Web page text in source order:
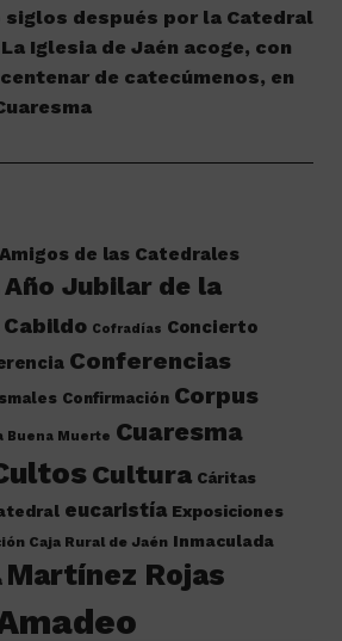
después por la Catedral
La Iglesia de Jaén acoge, con
de catecúmenos, en
Amigos de las Catedrales
Año Jubilar de la
Cabildo Cofradías Concierto
Conferencias
Confirmación Corpus
Buena Muerte Cuaresma
Cultura Cáritas
eucaristía Exposiciones
Caja Rural de Jaén Inmaculada
Martínez Rojas